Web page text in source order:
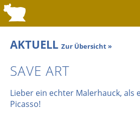
AKTUELL Zur Übersicht »
SAVE ART
Lieber ein echter Malerhauck, als
Picasso!